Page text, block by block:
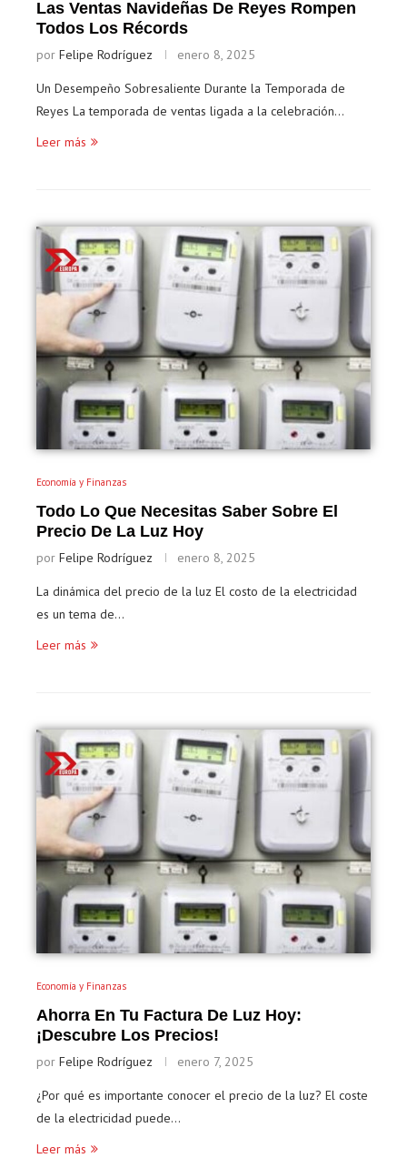
Las Ventas Navideñas De Reyes Rompen
Todos Los Récords
por Felipe Rodríguez enero 8, 2025
Un Desempeño Sobresaliente Durante la Temporada de
Reyes La temporada de ventas ligada a la celebración…
Leer más
Economía y Finanzas
Todo Lo Que Necesitas Saber Sobre El
Precio De La Luz Hoy
por Felipe Rodríguez enero 8, 2025
La dinámica del precio de la luz El costo de la electricidad
es un tema de…
Leer más
Economía y Finanzas
Ahorra En Tu Factura De Luz Hoy:
¡descubre Los Precios!
por Felipe Rodríguez enero 7, 2025
¿Por qué es importante conocer el precio de la luz? El coste
de la electricidad puede…
Leer más